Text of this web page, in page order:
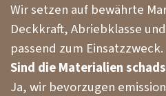
Wir setzen auf bewährte
Deckkraft, Abriebklasse
passend zum Einsatzzweck.
Sind die Materialien
Ja, wir bevorzugen